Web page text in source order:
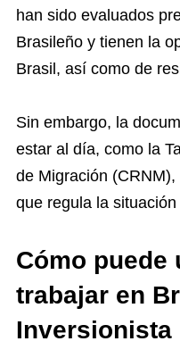
han sido evaluados
Brasileño y tienen la
Brasil, así como de
Sin embargo, la
estar al día, como la
de Migración
que regula la
Cómo puede
trabajar en
Inversionista